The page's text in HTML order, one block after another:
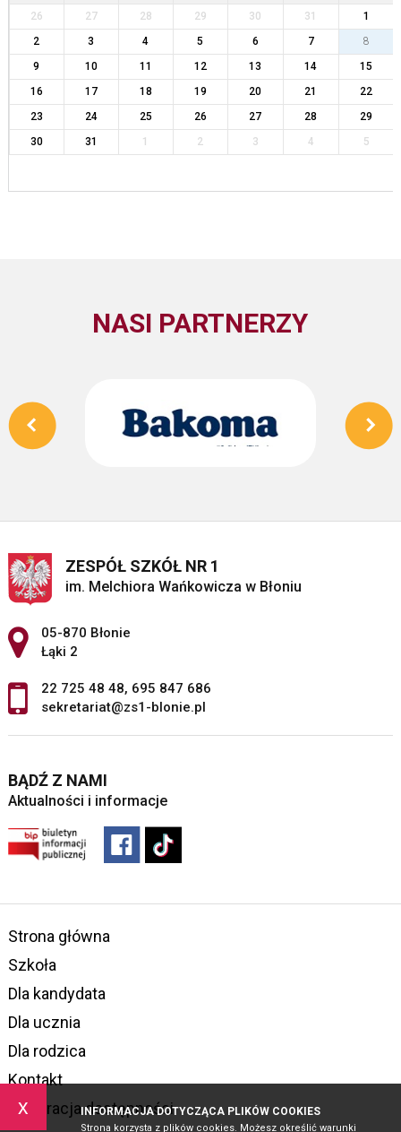
x INFORMACJA DOTYCZĄCA PLIKÓW COOKIES
Strona korzysta z plików cookies. Możesz określić warunki
26 27 28 29 30 31
1
2
3 4 5 6 7
8
9
10 11 12 13 14
15
16
17 18 19 20 21
22
23
24 25 26 27 28
29
30
31 1 2 3 4 5
NASI PARTNERZY
ZESPÓŁ SZKÓŁ NR 1
im. Melchiora Wańkowicza w Błoniu
Adres pocztowy:
05-870 Błonie
Łąki 2
22 725 48 48, 695 847 686
sekretariat@zs1-blonie.pl
BĄDŹ Z NAMI
Aktualności i informacje
Strona główna
Szkoła
Dla kandydata
Dla ucznia
Dla rodzica
Kontakt
Deklaracja dostępności